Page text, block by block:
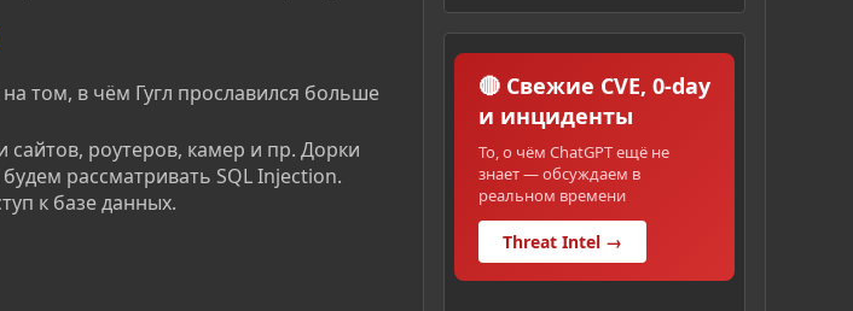
том, в чём Гугл прославился больше
сайтов, роутеров, камер и пр. Дорки
рассматривать SQL Injection.
к базе данных.
🔴 Свежие CVE, 0-day
и инциденты
То, о чём ChatGPT ещё не
знает — обсуждаем в
реальном времени
Threat Intel →